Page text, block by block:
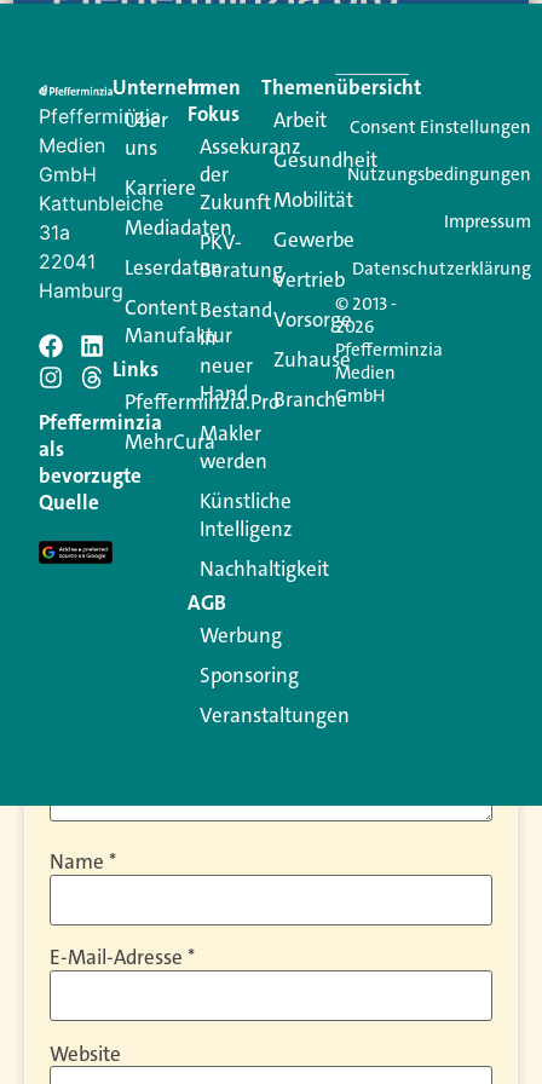
Creator für Ihre Kundenkommunikation. Alles, was
Ihren Vertriebsalltag leichter macht. Mit nur einem
Login.
Jetzt anmelden
Schreiben Sie einen
Kommentar
Ihre E-Mail-Adresse wird nicht veröffentlicht.
Erforderliche Felder sind mit
Kommentar
Name *
E-Mail-Adresse *
Website
Pfefferminzia
Medien
GmbH
Kattunbleiche
31a
22041
Hamburg
Pfefferminzia
als
bevorzugte
Quelle
Unternehmen
Über
uns
Karriere
Mediadaten
Leserdaten
Content
Manufaktur
Links
Pfefferminzia.Pro
MehrCura
Im
Fokus
Assekuranz
der
Zukunft
PKV-
Beratung
Bestand
in
neuer
Hand
Makler
werden
Künstliche
Intelligenz
Nachhaltigkeit
AGB
Werbung
Sponsoring
Veranstaltungen
Themenübersicht
Arbeit
Gesundheit
Mobilität
Gewerbe
Vertrieb
Vorsorge
Zuhause
Branche
© 2013 -
2026
Pfefferminzia
Medien
GmbH
Consent Einstellungen
Nutzungsbedingungen
Impressum
Datenschutzerklärung